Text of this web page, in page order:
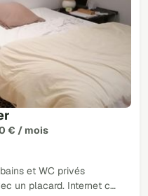
€ / mois
et WC privés
un placard. Internet c…